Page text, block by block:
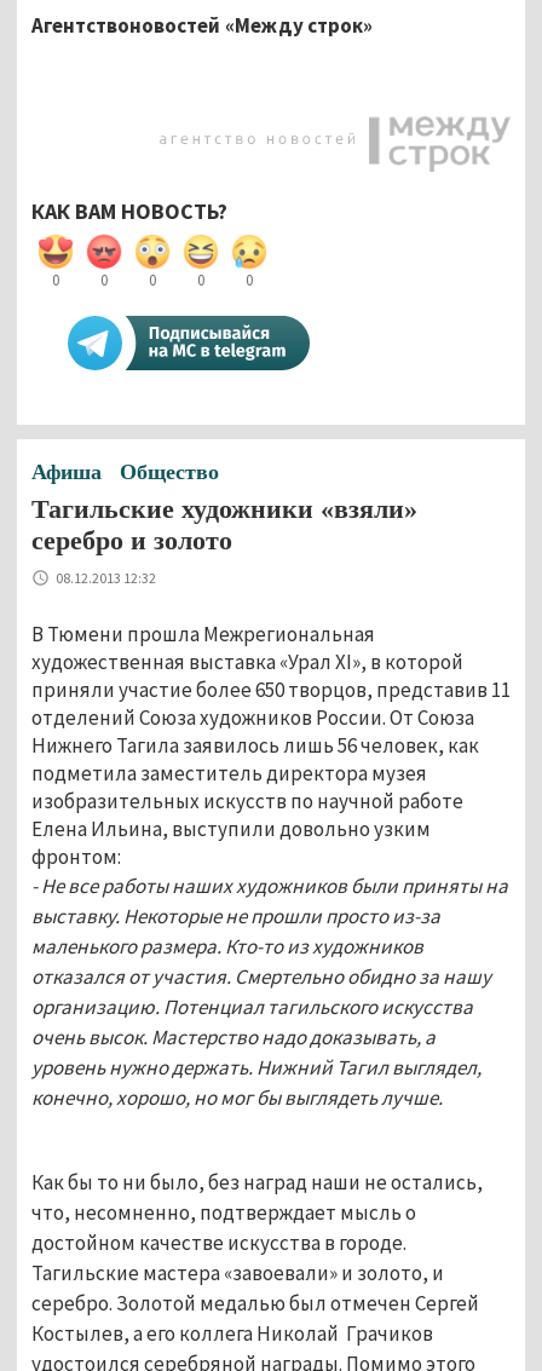
Агентствоновостей «Между строк»
КАК ВАМ НОВОСТЬ?
0 0 0 0 0
Афиша Общество
Тагильские художники «взяли»
серебро и золото
08.12.2013 12:32
В Тюмени прошла Межрегиональная
художественная выставка «Урал XI», в которой
приняли участие более 650 творцов, представив 11
отделений Союза художников России. От Союза
Нижнего Тагила заявилось лишь 56 человек, как
подметила заместитель директора музея
изобразительных искусств по научной работе
Елена Ильина, выступили довольно узким
фронтом:
- Не все работы наших художников были приняты на
выставку. Некоторые не прошли просто из-за
маленького размера. Кто-то из художников
отказался от участия. Смертельно обидно за нашу
организацию. Потенциал тагильского искусства
очень высок. Мастерство надо доказывать, а
уровень нужно держать. Нижний Тагил выглядел,
конечно, хорошо, но мог бы выглядеть лучше.
Как бы то ни было, без наград наши не остались,
что, несомненно, подтверждает мысль о
достойном качестве искусства в городе.
Тагильские мастера «завоевали» и золото, и
серебро. Золотой медалью был отмечен Сергей
Костылев, а его коллега Николай Грачиков
удостоился серебряной награды. Помимо этого